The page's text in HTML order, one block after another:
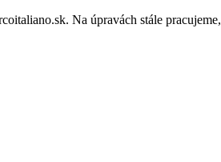
Na úpravách stále pracujeme,